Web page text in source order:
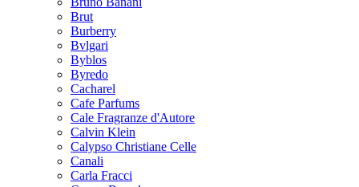
Brut
Burberry
Bvlgari
Byblos
Byredo
Cacharel
Cafe Parfums
Cale Fragranze d'Autore
Calvin Klein
Calypso Christiane Celle
Canali
Carla Fracci